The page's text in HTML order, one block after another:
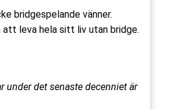
bridgespelande vänner.
leva hela sitt liv utan bridge.
under det senaste decenniet är